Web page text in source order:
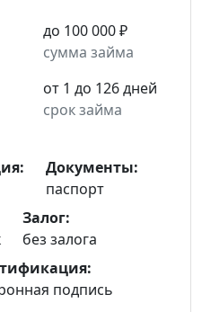
до 100 000 ₽
сумма займа
от 1 до 126 дней
срок займа
Документы:
паспорт
Залог:
без залога
подпись